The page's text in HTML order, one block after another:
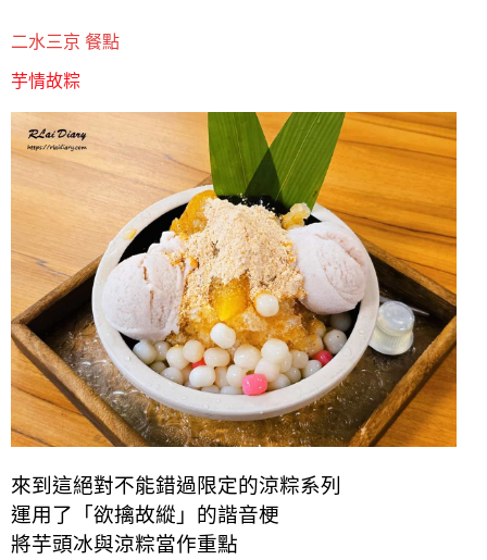
二水三京 餐點
芋情故粽
來到這絕對不能錯過限定的涼粽系列
運用了「欲擒故縱」的諧音梗
將芋頭冰與涼粽當作重點